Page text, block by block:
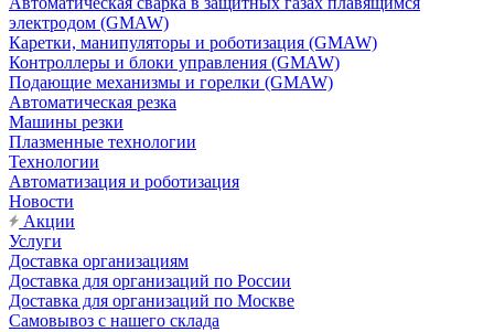
электродом (GMAW)
Каретки, манипуляторы и роботизация (GMAW)
Контроллеры и блоки управления (GMAW)
Подающие механизмы и горелки (GMAW)
Автоматическая резка
Машины резки
Плазменные технологии
Технологии
Автоматизация и роботизация
Новости
Акции
Услуги
Доставка организациям
Доставка для организаций по России
Доставка для организаций по Москве
Самовывоз с нашего склада